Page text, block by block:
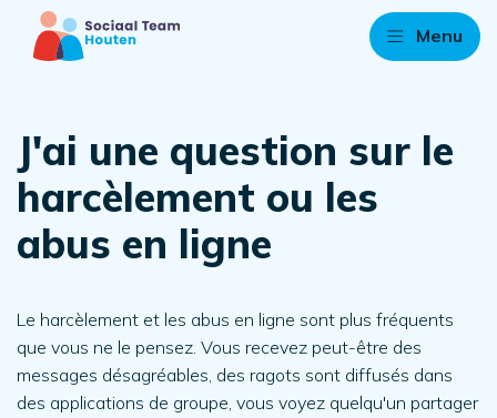
Menu
J'ai une question sur le
harcèlement ou les
abus en ligne
Le harcèlement et les abus en ligne sont plus fréquents
que vous ne le pensez. Vous recevez peut-être des
messages désagréables, des ragots sont diffusés dans
des applications de groupe, vous voyez quelqu'un partager